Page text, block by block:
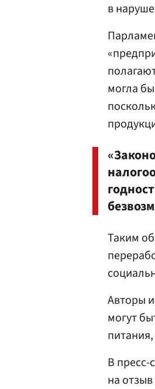
в
могла
Таким
Авторы
могут
В
на отзыв